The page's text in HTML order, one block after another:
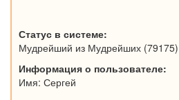
Статус в системе:
Мудрейший из Мудрейших (79175)
Информация о пользователе:
Имя: Сергей